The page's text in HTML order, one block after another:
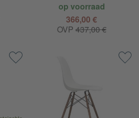
op voorraad
366,00 €
OVP 437,00 €